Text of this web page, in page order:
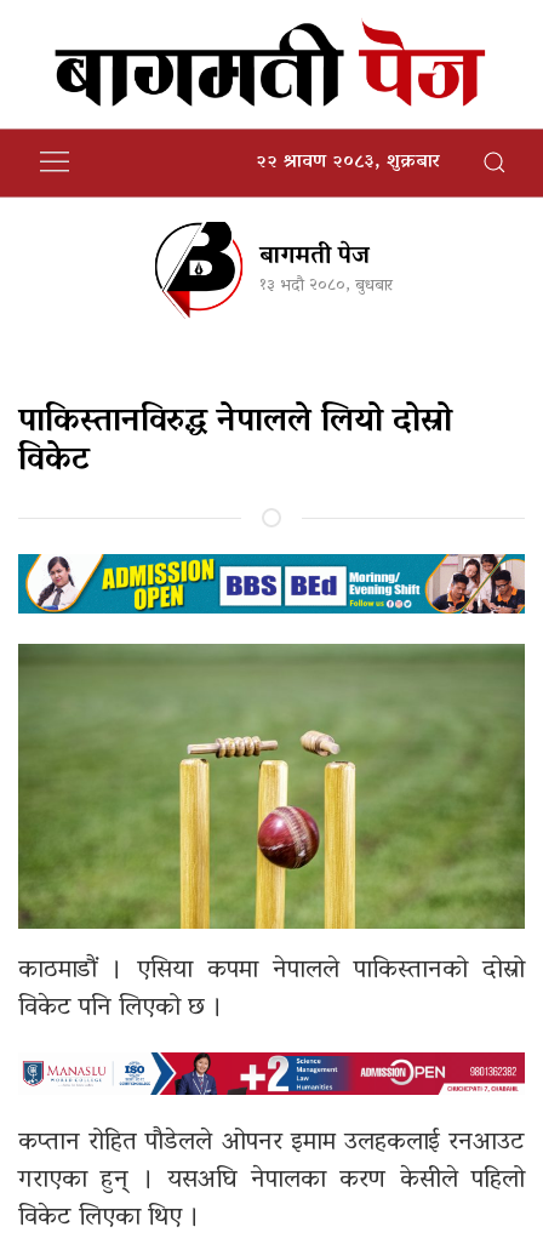
२२ श्रावण २०८३, शुक्रबार
बागमती पेज
१३ भदौ २०८०, बुधबार
पाकिस्तानविरुद्ध नेपालले लियो दोस्रो
विकेट
काठमाडौं । एसिया कपमा नेपालले पाकिस्तानको दोस्रो
विकेट पनि लिएको छ ।
कप्तान रोहित पौडेलले ओपनर इमाम उलहकलाई रनआउट
गराएका हुन् । यसअघि नेपालका करण केसीले पहिलो
विकेट लिएका थिए ।